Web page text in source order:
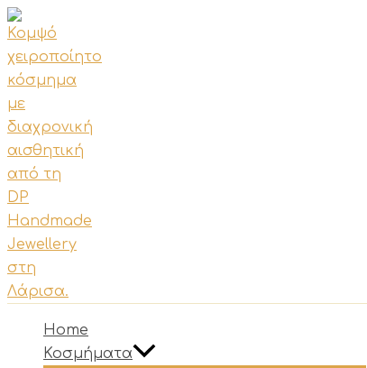
Μετάβαση
στο
περιεχόμενο
Home
Κοσμήματα